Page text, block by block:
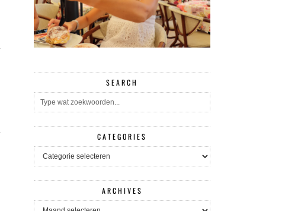
SEARCH
CATEGORIES
CATEGORIES
ARCHIVES
ARCHIVES